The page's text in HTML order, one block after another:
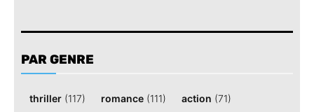
PAR GENRE
thriller (117) romance (111) action (71)